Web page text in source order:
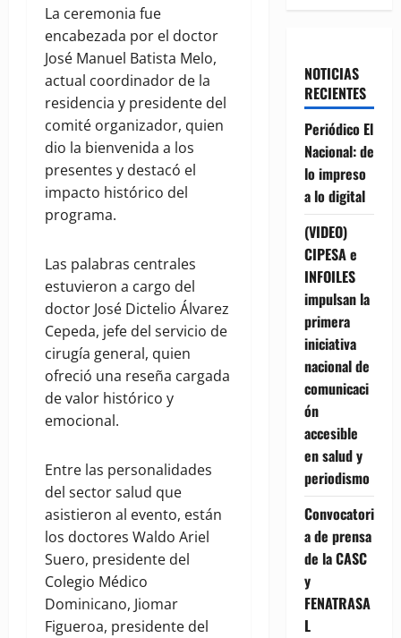
La ceremonia fue
encabezada por el doctor
José Manuel Batista Melo,
actual coordinador de la
residencia y presidente del
comité organizador, quien
dio la bienvenida a los
presentes y destacó el
impacto histórico del
programa.
Las palabras centrales
estuvieron a cargo del
doctor José Dictelio Álvarez
Cepeda, jefe del servicio de
cirugía general, quien
ofreció una reseña cargada
de valor histórico y
emocional.
Entre las personalidades
del sector salud que
asistieron al evento, están
los doctores Waldo Ariel
Suero, presidente del
Colegio Médico
Dominicano, Jiomar
Figueroa, presidente del
NOTICIAS
RECIENTES
Periódico El
Nacional: de
lo impreso
a lo digital
(VIDEO)
CIPESA e
INFOILES
impulsan la
primera
iniciativa
nacional de
comunicaci
ón
accesible
en salud y
periodismo
Convocatori
a de prensa
de la CASC
y
FENATRASA
L